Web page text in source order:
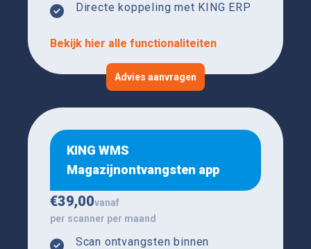
Directe koppeling met KING ERP
Bekijk hier alle functionaliteiten
Advies aanvragen
KING WMS
Magazijnontvangsten app
€39,00vanaf
per scanner per maand
Scan ontvangsten binnen